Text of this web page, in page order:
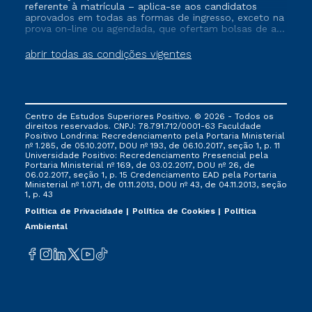
abrir todas as condições vigentes
referente à matrícula – aplica-se aos candidatos
aprovados em todas as formas de ingresso, exceto na
prova on-line ou agendada, que ofertam bolsas de até
vigente, que ainda não tenham efetivado e/ou não
tenham cancelado ou trancado sua matrícula em uma
via FIES, Prouni e outros programas governamentais, e
não se acumula com nenhuma outra campanha
ofertada pela Instituição.
Centro de Estudos Superiores Positivo. © 2026 - Todos os
direitos reservados. CNPJ: 78.791.712/0001-63 Faculdade
Positivo Londrina: Recredenciamento pela Portaria Ministerial
nº 1.285, de 05.10.2017, DOU nº 193, de 06.10.2017, seção 1, p. 11
Universidade Positivo: Recredenciamento Presencial ​pela
Portaria Ministerial nº 169, de 03.02.2017, DOU nº 26, de
06.02.2017, seção 1, p. 15 Credenciamento EAD pela Portaria
Ministerial nº 1.071, de 01.11.2013, DOU nº 43, de 04.11.2013, seção
1, p. 43
Política de Privacidade
Política de Cookies
Política
Ambiental